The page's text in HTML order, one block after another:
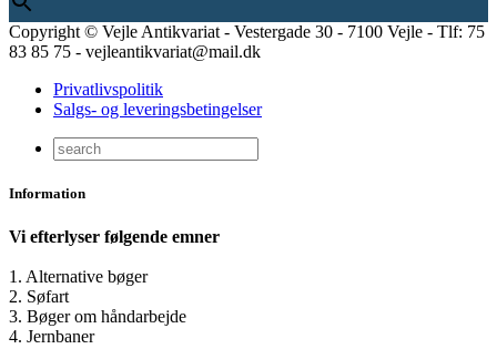
Copyright © Vejle Antikvariat - Vestergade 30 - 7100 Vejle - Tlf: 75
83 85 75 - vejleantikvariat@mail.dk
Privatlivspolitik
Salgs- og leveringsbetingelser
Information
Vi efterlyser følgende emner
1. Alternative bøger
2. Søfart
3. Bøger om håndarbejde
4. Jernbaner